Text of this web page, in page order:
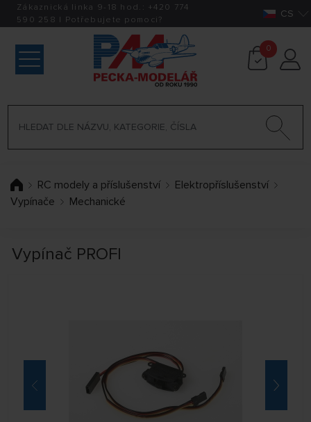
Zákaznická linka 9-18 hod.: +420 774
590 258 | Potřebujete pomoci? CS
0
RC modely a příslušenství
Elektropříslušenství
Vypínače
Mechanické
Vypínač PROFI